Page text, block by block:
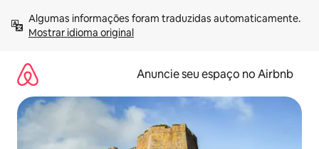
para
Mostrar idioma original
Anuncie seu espaço no Airbnb